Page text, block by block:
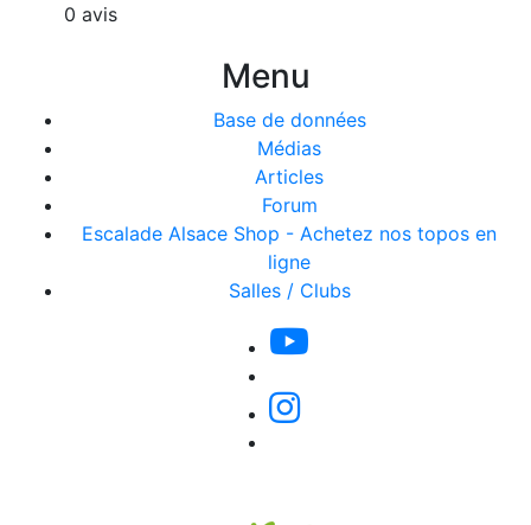
0 avis
Menu
Base de données
Médias
Articles
Forum
Escalade Alsace Shop - Achetez nos topos en
ligne
Salles / Clubs